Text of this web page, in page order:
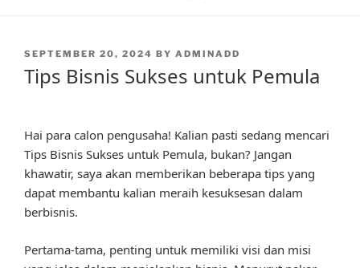
POSTED
ON
SEPTEMBER 20, 2024 BY ADMINADD
Tips Bisnis Sukses untuk Pemula
Hai para calon pengusaha! Kalian pasti sedang mencari
Tips Bisnis Sukses untuk Pemula, bukan? Jangan
khawatir, saya akan memberikan beberapa tips yang
dapat membantu kalian meraih kesuksesan dalam
berbisnis.
Pertama-tama, penting untuk memiliki visi dan misi